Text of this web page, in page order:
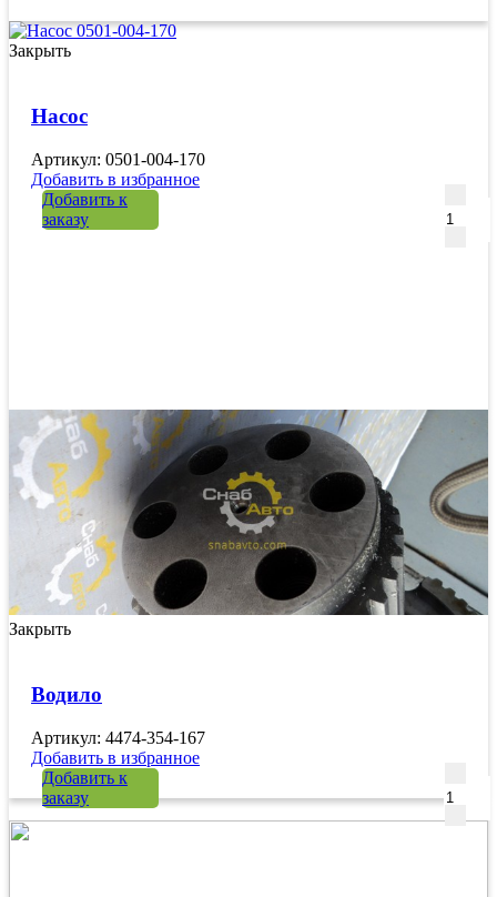
Закрыть
Насос
Артикул: 0501-004-170
Добавить в избранное
Добавить к
заказу
Закрыть
Водило
Артикул: 4474-354-167
Добавить в избранное
Добавить к
заказу